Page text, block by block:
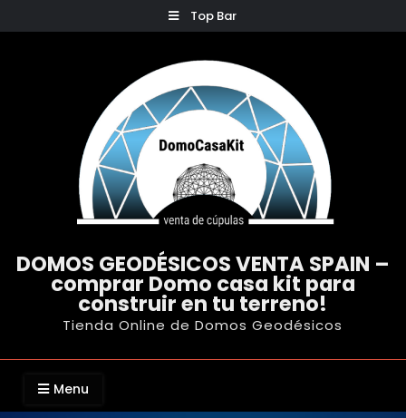
to
Top Bar
DOMOS GEODÉSICOS VENTA SPAIN –
comprar Domo casa kit para
construir en tu terreno!
Tienda Online de Domos Geodésicos
Menu